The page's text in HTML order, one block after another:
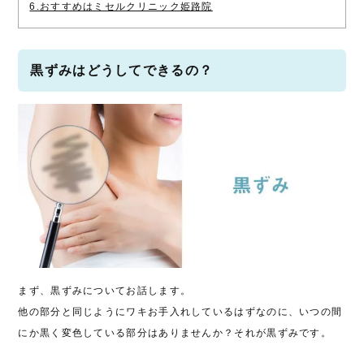
6.おすすめはミセルクリニック姫路院
黒ずみはどうしてできるの？
まず、黒ずみについてお話します。
他の部分と同じようにワキお手入れしているはずなのに、いつの間
にか黒く変色している部分はありませんか？それが黒ずみです。